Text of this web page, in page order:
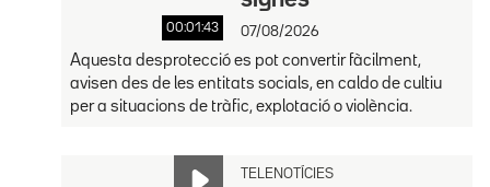
00:01:43 07/08/2026
Aquesta desprotecció es pot convertir fàcilment,
avisen des de les entitats socials, en caldo de cultiu
per a situacions de tràfic, explotació o violència.
TELENOTÍCIES